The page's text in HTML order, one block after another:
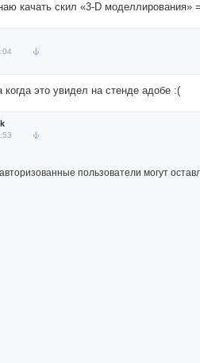
качать скил «3-D моделлирования»
это увидел на стенде адобе :(
пользователи могут